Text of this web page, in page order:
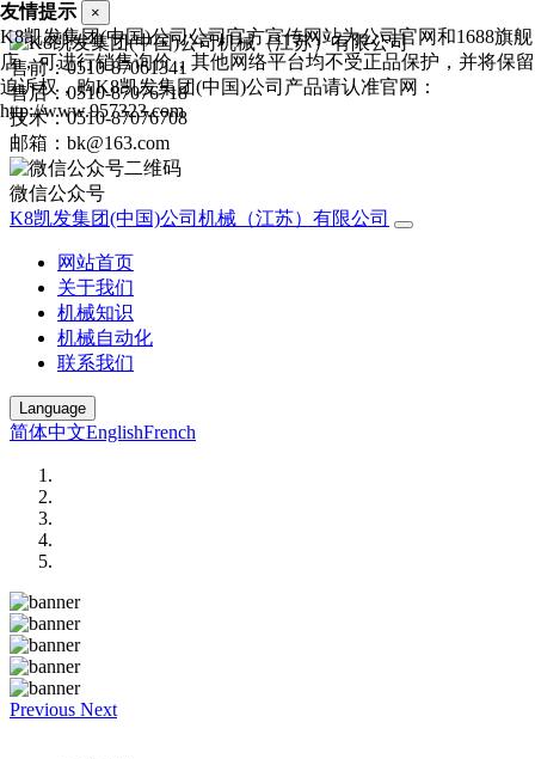
售前：0510-87061341
售后：0510-87076718
技术：0510-87076708
邮箱：bk@163.com
微信公众号
K8凯发集团(中国)公司机械（江苏）有限公司
网站首页
关于我们
机械知识
机械自动化
联系我们
Language
简体中文EnglishFrench
Previous Next
友情提示 ×
K8凯发集团(中国)公司公司官方宣传网站为公司官网和1688旗舰
店，可进行销售询价，其他网络平台均不受正品保护，并将保留
追诉权，购K8凯发集团(中国)公司产品请认准官网：
http://www.957323.com